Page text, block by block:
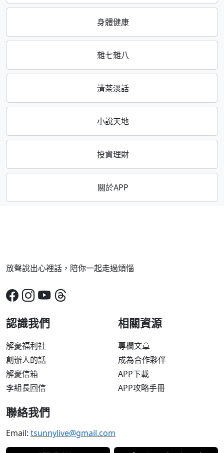
身體健康
雜七雜八
清茶淡話
小說天地
投資理財
關於APP
放聲說出心裡話，陪你一起走過煩惱
認識我們
解憂福利社
創辦人的話
解憂信箱
李組長回信
相關資源
專欄文章
成為合作夥伴
APP下載
APP攻略手冊
聯絡我們
Email: tsunnylive@gmail.com